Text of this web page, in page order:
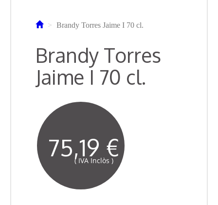
Brandy Torres Jaime I 70 cl.
Brandy Torres
Jaime I 70 cl.
75,19 €
( IVA Inclòs )